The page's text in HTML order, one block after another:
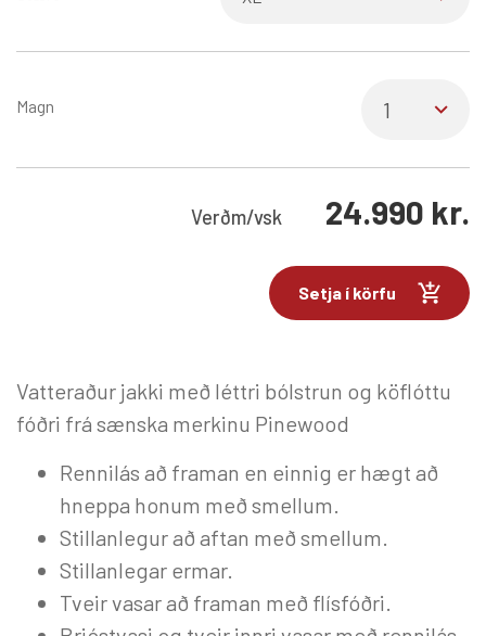
Magn
Verðm/vsk 24.990 kr.
Setja í körfu
Vatteraður jakki með léttri bólstrun og köflóttu
fóðri frá sænska merkinu Pinewood
Rennilás að framan en einnig er hægt að
hneppa honum með smellum.
Stillanlegur að aftan með smellum.
Stillanlegar ermar.
Tveir vasar að framan með flísfóðri.